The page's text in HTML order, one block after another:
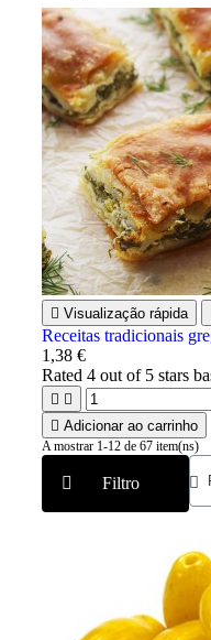
 Visualização rápida
Receitas tradicionais
1,38 €
Rated4 out of 5 stars
 
 Adicionar ao carrinho
Filtro
A mostrar 1-12 de 67 item(ns)